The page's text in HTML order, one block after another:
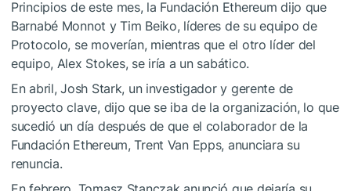
Principios de este mes, la Fundación Ethereum dijo que
Barnabé Monnot y Tim Beiko, líderes de su equipo de
Protocolo, se moverían, mientras que el otro líder del
equipo, Alex Stokes, se iría a un sabático.
En abril, Josh Stark, un investigador y gerente de
proyecto clave, dijo que se iba de la organización, lo que
sucedió un día después de que el colaborador de la
Fundación Ethereum, Trent Van Epps, anunciara su
renuncia.